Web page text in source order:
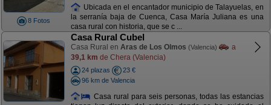
8 Fotos
Ubicada en el encantador municipio de Talayuelas, en
la serranía baja de Cuenca, Casa María Juliana es una
casa rural con historia, que se c ...
Casa Rural Cubel
Casa Rural en Aras de Los Olmos (Valencia)
a
39,1 km de Chera (Valencia)
24 plazas
23 €
96 km de Valencia
Casa rural para seis personas, todas las estancias